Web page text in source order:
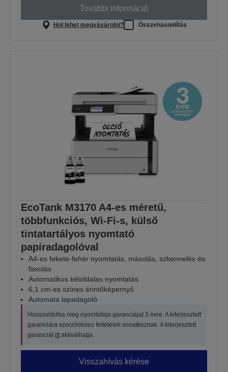
További információ
Hol lehet megvásárolni? Összehasonlítás
EcoTank M3170 A4-es méretű,
többfunkciós, Wi-Fi-s, külső
tintatartályos nyomtató
papíradagolóval
A4-es fekete-fehér nyomtatás, másolás, szkennelés és
faxolás
Automatikus kétoldalas nyomtatás
6,1 cm-es színes érintőképernyő
Automata lapadagoló
Hosszabbítsa meg nyomtatója garanciáját 3 évre. A kiterjesztett
garanciára szerződéses feltételek vonatkoznak. A kiterjesztett
garanciát itt aktiválhatja.
Visszahívás kérése